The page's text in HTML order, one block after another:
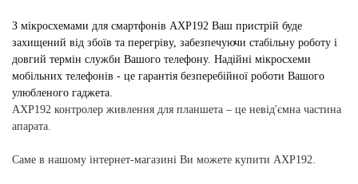
З мікросхемами для смартфонів AXP192 Ваш пристрій буде
захищений від збоїв та перегріву, забезпечуючи стабільну роботу і
довгий термін служби Вашого телефону. Надійні мікросхеми
мобільних телефонів - це гарантія безперебійної роботи Вашого
улюбленого гаджета.
AXP192 контролер живлення для планшета – це невід'ємна частина
апарата.
Саме в нашому інтернет-магазині Ви можете купити AXP192.